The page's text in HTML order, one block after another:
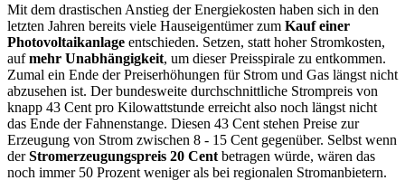
Mit dem drastischen Anstieg der Energiekosten haben sich in den
letzten Jahren bereits viele Hauseigentümer zum Kauf einer
Photovoltaikanlage entschieden. Setzen, statt hoher Stromkosten,
aufmehr Unabhängigkeit, um dieser Preisspirale zu entkommen.
Zumal ein Ende der Preiserhöhungen für Strom und Gas längst nicht
abzusehen ist. Der bundesweite durchschnittliche Strompreis von
knapp 43 Cent pro Kilowattstunde erreicht also noch längst nicht
das Ende der Fahnenstange. Diesen 43 Cent stehen Preise zur
Erzeugung von Strom zwischen 8 - 15 Cent gegenüber. Selbst wenn
derStromerzeugungspreis 20 Cent betragen würde, wären das
noch immer 50 Prozent weniger als bei regionalen Stromanbietern.